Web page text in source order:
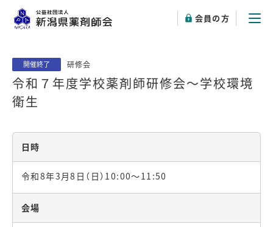
会員の方
令和７年度学校薬剤師研修会～学校環境
衛生
開催終了 研修会
日時
令和8年3月8日（日）10:00～11:50
会場